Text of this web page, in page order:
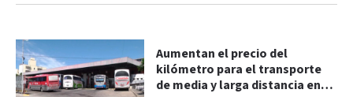
Aumentan el precio del
kilómetro para el transporte
de media y larga distancia en